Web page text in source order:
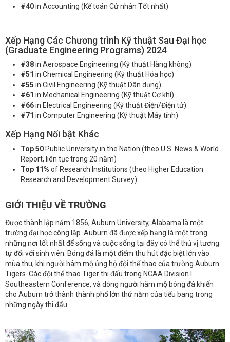
#40in Accounting (Kế toán Cử nhân Tốt nhất)
Xếp Hạng Các Chương trình Kỹ thuật Sau Đại học
(Graduate Engineering Programs) 2024
#38in Aerospace Engineering (Kỹ thuật Hàng không)
#51 in Chemical Engineering (Kỹ thuật Hóa học)
#55 in Civil Engineering (Kỹ thuật Dân dụng)
#61 in Mechanical Engineering (Kỹ thuật Cơ khí)
#66in Electrical Engineering (Kỹ thuật Điện/Điện tử)
#71 in Computer Engineering (Kỹ thuật Máy tính)
Xếp Hạng Nổi bật Khác
Top 50Public University in the Nation (theo U.S. News & World
Report, liên tục trong 20 năm)
Top 11% of Research Institutions (theo Higher Education
Research and Development Survey)
GIỚI THIỆU VỀ TRƯỜNG
Được thành lập năm 1856, Auburn University, Alabama là một
trường đại học công lập. Auburn đã được xếp hạng là một trong
những nơi tốt nhất để sống và cuộc sống tại đây có thể thú vị tương
tự đối với sinh viên. Bóng đá là một điểm thu hút đặc biệt lớn vào
mùa thu, khi người hâm mộ ủng hộ đội thể thao của trường Auburn
Tigers. Các đội thể thao Tiger thi đấu trong NCAA Division I
Southeastern Conference, và dòng người hâm mộ bóng đá khiến
cho Auburn trở thành thành phố lớn thứ năm của tiểu bang trong
những ngày thi đấu.